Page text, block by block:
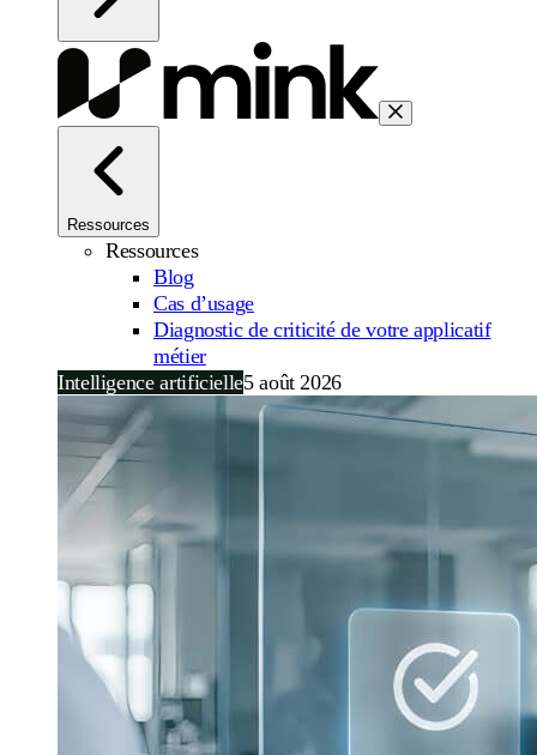
Ressources
Ressources
Blog
Cas d’usage
Diagnostic de criticité de votre applicatif
métier
Intelligence artificielle5 août 2026